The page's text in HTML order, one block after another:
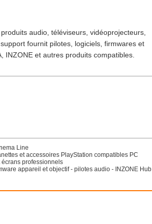
audio, téléviseurs, vidéoprojecteurs,
fournit pilotes, logiciels, firmwares et
INZONE et autres produits compatibles.
Line
et accessoires PlayStation compatibles PC
écrans professionnels
appareil et objectif - pilotes audio - INZONE Hub